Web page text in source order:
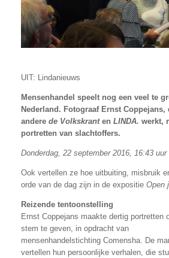
UIT: Lindanieuws
Mensenhandel speelt nog een veel te
Nederland. Fotograaf Ernst
andere de Volkskranten LINDA. werkt,
portretten van slachtoffers.
Donderdag, 22 september 2016, 16:43 uur
Ook vertellen ze hoe uitbuiting, misbruik
orde van de dag zijn in de expositie Open
Reizende tentoonstelling
Ernst Coppejans maakte dertig portretten
stem te geven, in opdracht van
mensenhandelstichting Comensha. De
vertellen hun persoonlijke verhalen, die